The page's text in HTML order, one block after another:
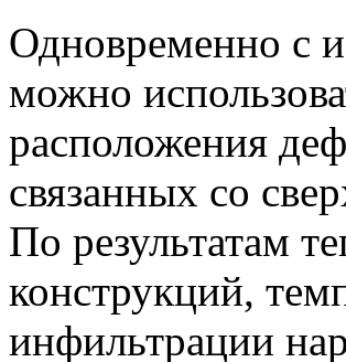
Одновременно с
можно
расположения
связанных со
По результатам
конструкций,
инфильтрации